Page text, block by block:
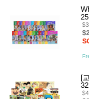
침구용
품
생활/욕
실/청소
DECO
Supplies
공연/행
[